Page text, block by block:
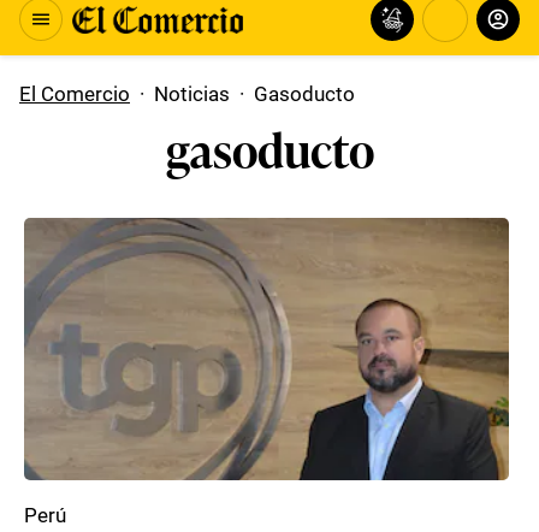
El Comercio · Noticias · Gasoducto
gasoducto
Perú